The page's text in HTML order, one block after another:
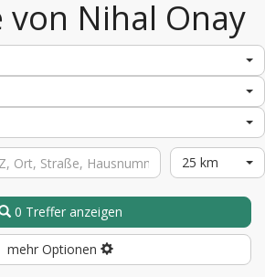
Nihal Onay
25 km
0 Treffer anzeigen
mehr Optionen